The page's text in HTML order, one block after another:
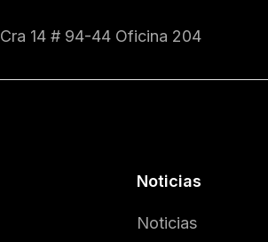
Cra 14 # 94-44 Oficina 204
Noticias
Noticias